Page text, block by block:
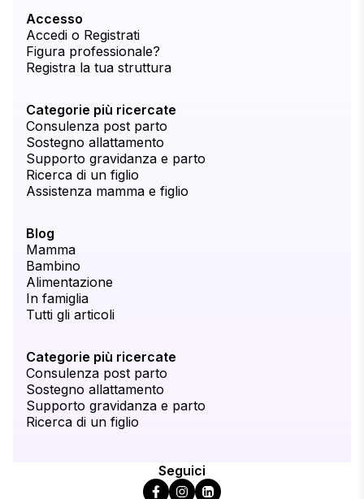
Accesso
Accedi o Registrati
Figura professionale?
Registra la tua struttura
Categorie più ricercate
Consulenza post parto
Sostegno allattamento
Supporto gravidanza e parto
Ricerca di un figlio
Assistenza mamma e figlio
Blog
Mamma
Bambino
Alimentazione
In famiglia
Tutti gli articoli
Categorie più ricercate
Consulenza post parto
Sostegno allattamento
Supporto gravidanza e parto
Ricerca di un figlio
Seguici